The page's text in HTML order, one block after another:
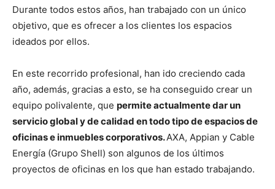
Durante todos estos años, han trabajado con un único
objetivo, que es ofrecer a los clientes los espacios
ideados por ellos.
En este recorrido profesional, han ido creciendo cada
año, además, gracias a esto, se ha conseguido crear un
equipo polivalente, que permite actualmente dar un
servicio global y de calidad en todo tipo de espacios de
oficinas e inmuebles corporativos.AXA, Appian y Cable
Energía (Grupo Shell) son algunos de los últimos
proyectos de oficinas en los que han estado trabajando.